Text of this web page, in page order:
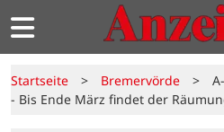
Startseite > Bremervörde >
- Bis Ende März findet der